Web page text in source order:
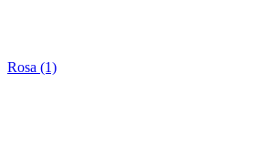
Rosa (1)